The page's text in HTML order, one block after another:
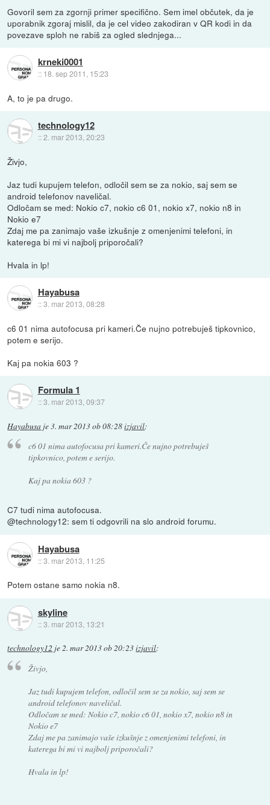
Govoril sem za zgornji primer specifično. Sem imel občutek, da je
uporabnik zgoraj mislil, da je cel video zakodiran v QR kodi in da
povezave sploh ne rabiš za ogled slednjega...
krneki0001
:: 18. sep 2011, 15:23
A, to je pa drugo.
technology12
::2. mar 2013, 20:23
Živjo,
Jaz tudi kupujem telefon, odločil sem se za nokio, saj sem se
android telefonov naveličal.
Odločam se med: Nokio c7, nokio c6 01, nokio x7, nokio n8 in
Nokio e7
Zdaj me pa zanimajo vaše izkušnje z omenjenimi telefoni, in
katerega bi mi vi najbolj priporočali?
Hvala in lp!
Hayabusa
::3. mar 2013, 08:28
c6 01 nima autofocusa pri kameri.Če nujno potrebuješ tipkovnico,
potem e serijo.
Kaj pa nokia 603 ?
Formula 1
::3. mar 2013, 09:37
Hayabusa je3. mar 2013 ob 08:28izjavil:
c6 01 nima autofocusa pri kameri.Če nujno potrebuješ
tipkovnico, potem e serijo.
Kaj pa nokia 603 ?
C7 tudi nima autofocusa.
@technology12: sem ti odgovrili na slo android forumu.
Hayabusa
::3. mar 2013, 11:25
Potem ostane samo nokia n8.
skyline
::3. mar 2013, 13:21
technology12 je2. mar 2013 ob 20:23izjavil:
Živjo,
Jaz tudi kupujem telefon, odločil sem se za nokio, saj sem se
android telefonov naveličal.
Odločam se med: Nokio c7, nokio c6 01, nokio x7, nokio n8 in
Nokio e7
Zdaj me pa zanimajo vaše izkušnje z omenjenimi telefoni, in
katerega bi mi vi najbolj priporočali?
Hvala in lp!